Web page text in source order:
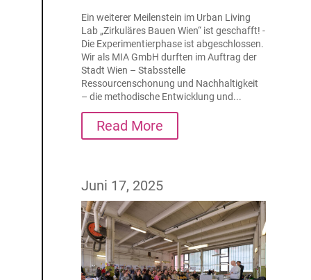
Ein weiterer Meilenstein im Urban Living
Lab „Zirkuläres Bauen Wien“ ist geschafft! -
Die Experimentierphase ist abgeschlossen.
Wir als MIA GmbH durften im Auftrag der
Stadt Wien – Stabsstelle
Ressourcenschonung und Nachhaltigkeit
– die methodische Entwicklung und...
Read More
Juni 17, 2025